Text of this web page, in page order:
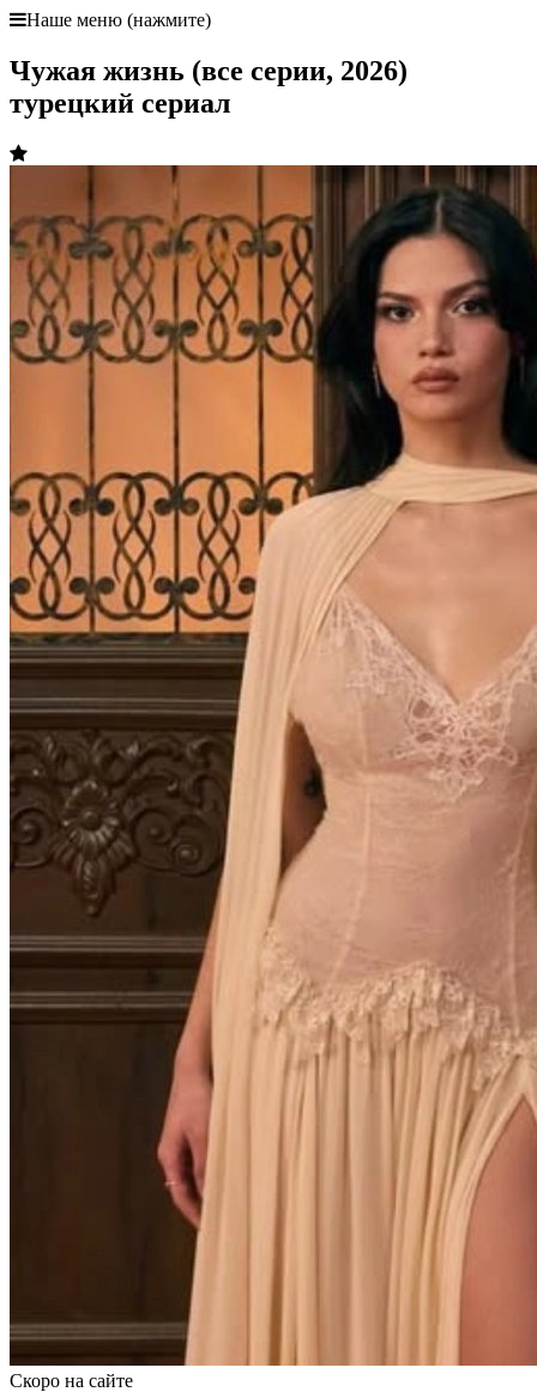
Наше меню (нажмите)
Чужая жизнь (все серии, 2026)
турецкий сериал
Cкоро на сайте